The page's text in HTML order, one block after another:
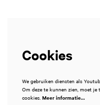
Cookies
We gebruiken diensten als
Om deze te kunnen zien, moet
cookies. Meer informatie…